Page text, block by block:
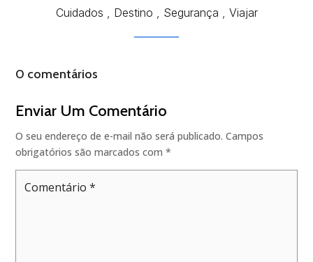
Cuidados , Destino , Segurança , Viajar
0 comentários
Enviar Um Comentário
O seu endereço de e-mail não será publicado. Campos
obrigatórios são marcados com*